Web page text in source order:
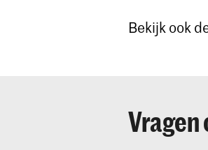
Bekijk ook
Vragen